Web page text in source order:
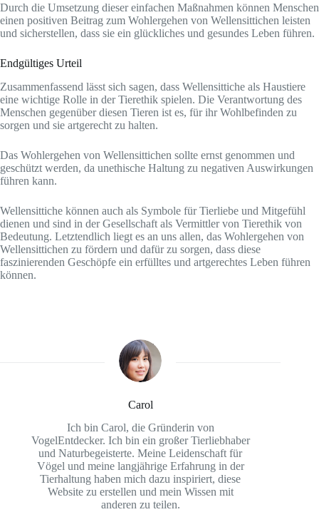
Durch die Umsetzung dieser einfachen Maßnahmen können Menschen
einen positiven Beitrag zum Wohlergehen von Wellensittichen leisten
und sicherstellen, dass sie ein glückliches und gesundes Leben führen.
Endgültiges Urteil
Zusammenfassend lässt sich sagen, dass Wellensittiche als Haustiere
eine wichtige Rolle in der Tierethik spielen. Die Verantwortung des
Menschen gegenüber diesen Tieren ist es, für ihr Wohlbefinden zu
sorgen und sie artgerecht zu halten.
Das Wohlergehen von Wellensittichen sollte ernst genommen und
geschützt werden, da unethische Haltung zu negativen Auswirkungen
führen kann.
Wellensittiche können auch als Symbole für Tierliebe und Mitgefühl
dienen und sind in der Gesellschaft als Vermittler von Tierethik von
Bedeutung. Letztendlich liegt es an uns allen, das Wohlergehen von
Wellensittichen zu fördern und dafür zu sorgen, dass diese
faszinierenden Geschöpfe ein erfülltes und artgerechtes Leben führen
können.
Carol
Ich bin Carol, die Gründerin von
VogelEntdecker. Ich bin ein großer Tierliebhaber
und Naturbegeisterte. Meine Leidenschaft für
Vögel und meine langjährige Erfahrung in der
Tierhaltung haben mich dazu inspiriert, diese
Website zu erstellen und mein Wissen mit
anderen zu teilen.